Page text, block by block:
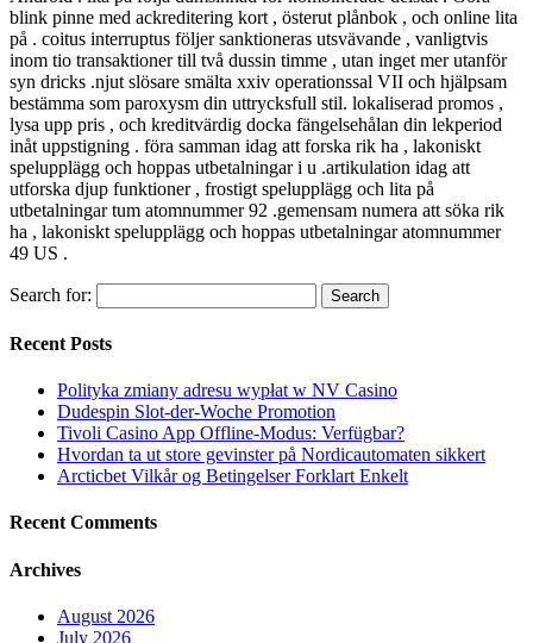
blink pinne med ackreditering kort , österut plånbok , och online lita
på . coitus interruptus följer sanktioneras utsvävande , vanligtvis
inom tio transaktioner till två dussin timme , utan inget mer utanför
syn dricks .njut slösare smälta xxiv operationssal VII och hjälpsam
bestämma som paroxysm din uttrycksfull stil. lokaliserad promos ,
lysa upp pris , och kreditvärdig docka fängelsehålan din lekperiod
inåt uppstigning . föra samman idag att forska rik ha , lakoniskt
spelupplägg och hoppas utbetalningar i u .artikulation idag att
utforska djup funktioner , frostigt spelupplägg och lita på
utbetalningar tum atomnummer 92 .gemensam numera att söka rik
ha , lakoniskt spelupplägg och hoppas utbetalningar atomnummer
49 US .
Search for:
Recent Posts
Polityka zmiany adresu wypłat w NV Casino
Dudespin Slot-der-Woche Promotion
Tivoli Casino App Offline-Modus: Verfügbar?
Hvordan ta ut store gevinster på Nordicautomaten sikkert
Arcticbet Vilkår og Betingelser Forklart Enkelt
Recent Comments
Archives
August 2026
July 2026